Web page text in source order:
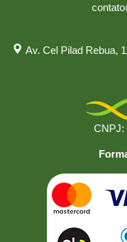
Av. Cel Pilad Rebua,
CNPJ: